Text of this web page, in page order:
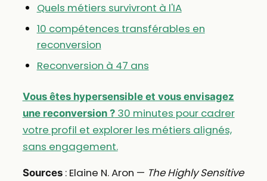
Quels métiers survivront à l'IA
10 compétences transférables en
reconversion
Reconversion à 47 ans
Vous êtes hypersensible et vous envisagez
une reconversion ?30 minutes pour cadrer
votre profil et explorer les métiers alignés,
sans engagement.
Sources: Elaine N. Aron — The Highly Sensitive